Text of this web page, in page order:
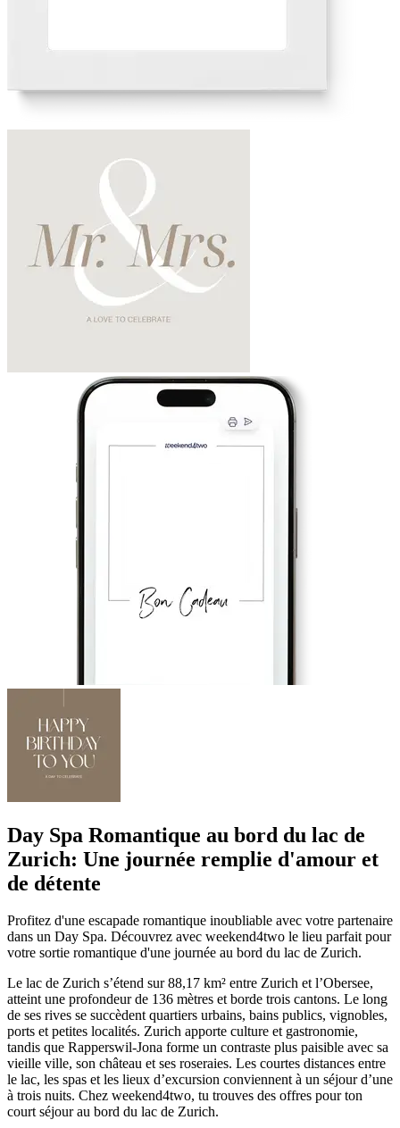
Day Spa Romantique au bord du lac de
Zurich: Une journée remplie d'amour et
de détente
Profitez d'une escapade romantique inoubliable avec votre partenaire
dans un Day Spa. Découvrez avec weekend4two le lieu parfait pour
votre sortie romantique d'une journée au bord du lac de Zurich.
Le lac de Zurich s’étend sur 88,17 km² entre Zurich et l’Obersee,
atteint une profondeur de 136 mètres et borde trois cantons. Le long
de ses rives se succèdent quartiers urbains, bains publics, vignobles,
ports et petites localités. Zurich apporte culture et gastronomie,
tandis que Rapperswil-Jona forme un contraste plus paisible avec sa
vieille ville, son château et ses roseraies. Les courtes distances entre
le lac, les spas et les lieux d’excursion conviennent à un séjour d’une
à trois nuits. Chez weekend4two, tu trouves des offres pour ton
court séjour au bord du lac de Zurich.